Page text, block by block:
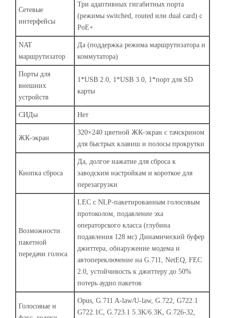
Сетевые
интерфейсы
Три адаптивных гигабитных порта
(режимы switched, routed или dual card) с
PoE+
NAT
маршрутизатор
Да (поддержка режима маршрутизатора и
коммутатора)
Порты для
внешних
устройств
1*USB 2.0, 1*USB 3.0, 1*порт для SD
карты
СИДы Нет
ЖК-экран
320×240 цветной ЖК-экран с тачскрином
для быстрых клавиш и полосы прокрутки
Кнопка сброса
Да, долгое нажатие для сброса к
заводским настройкам и короткое для
перезагрузки
Возможности
пакетной
передачи голоса
LEC c NLP-пакетированным голосовым
протоколом, подавление эха
операторского класса (глубина
подавления 128 мс) Динамический буфер
джиттера, обнаружение модема и
автопереключение на G.711, NetEQ, FEC
2.0, устойчивость к джиттеру до 50%
потерь аудио пакетов
Голосовые и
Opus, G.711 A-law/U-law, G.722, G722.1
G722.1C, G.723.1 5.3K/6.3K, G.726-32,